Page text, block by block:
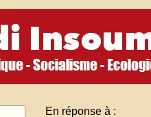
En réponse à :